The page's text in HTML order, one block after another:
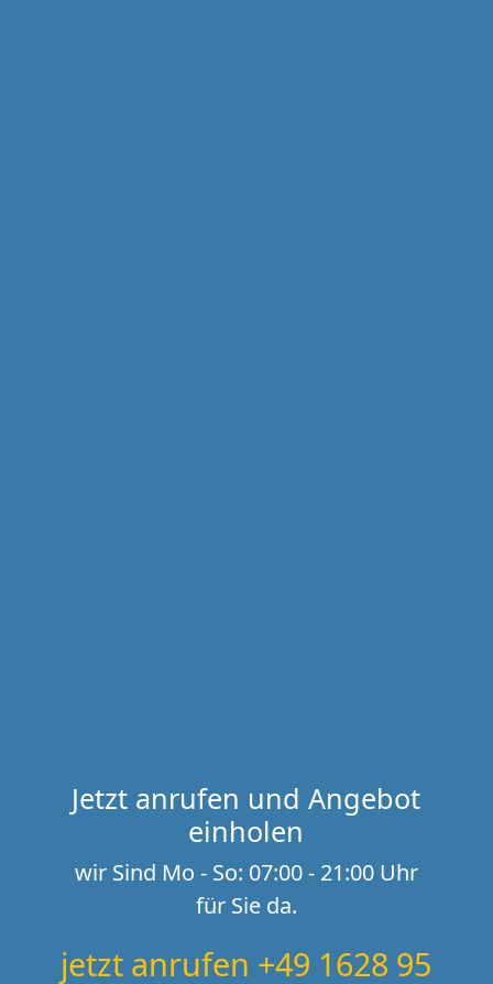
Jetzt anrufen und Angebot
einholen
wir Sind Mo - So: 07:00 - 21:00 Uhr
für Sie da.
jetzt anrufen +49 1628 95